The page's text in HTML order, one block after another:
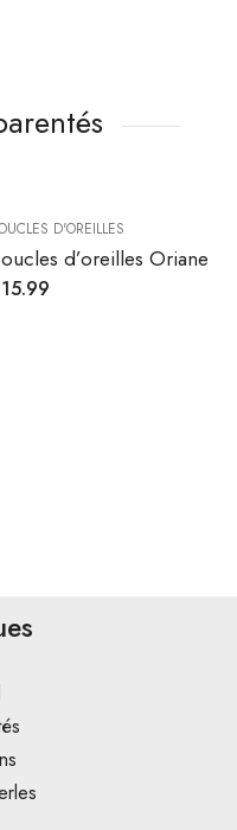
D'OREILLES
d’oreilles Oriane
15.99